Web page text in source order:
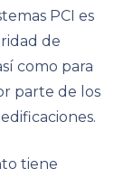
PCI es
de
como para
parte de los
tiene